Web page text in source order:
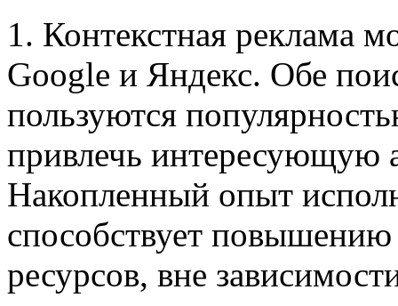
1. Контекстная реклама
Google и Яндекс. Обе
пользуются
привлечь интересующую
Накопленный опыт
способствует повышению
ресурсов, вне